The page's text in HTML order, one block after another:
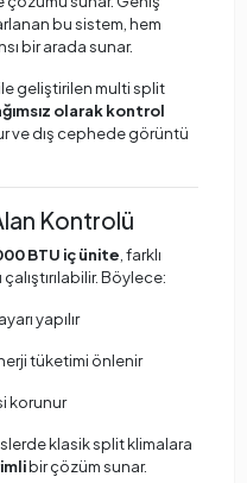
bu sistem, hem
bir arada sunar.
geliştirilen multi split
olarak kontrol
ve dış cephede görüntü
Kontrolü
BTU iç ünite , farklı
Böylece:
yapılır
tüketimi önlenir
korunur
klasik split klimalara
bir çözüm sunar.